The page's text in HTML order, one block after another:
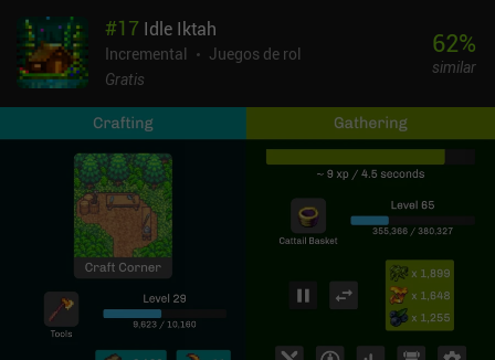
anuncios incentivados que te permiten avanzar más rápido. Pero
el juego se puede disfrutar fácilmente de forma gratuita, y no he
sentido la necesidad de pagar. Creo que a algunos les gustará el
giro único del juego y su simpático universo, así que merece la
pena probarlo. También puedes consultar nuestra lista de los 10
mejores juegos de defensa de torres para móvil.
#17 Idle Iktah
Incremental
Juegos de rol
Gratis
62%
similar